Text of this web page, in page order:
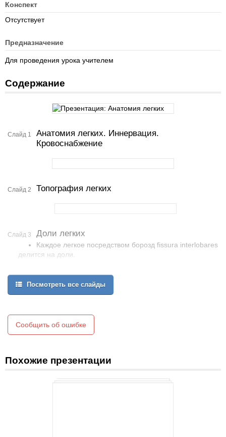
Конспект
Отсутствует
Предназначение
Для проведения урока учителем
Содержание
Слайд 1
Анатомия легких. Иннервация.
Кровоснабжение
Слайд 2 Топография легких
Слайд 3 Доли легких
Каждое легкое посредством борозд fissura interlobares
делится на доли.
lobi medius
Левое легкое:
lobi superior
Посмотреть все слайды
Сообщить об ошибке
Похожие презентации